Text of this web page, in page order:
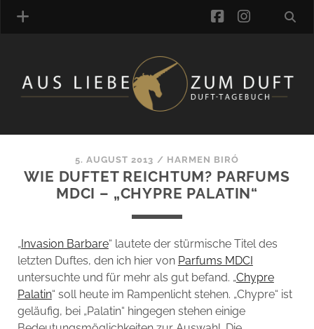
MANUFAKTUREN
DUFTNOTEN
KOMMENTARE
LINK-SAMMLUNG
ARTIKEL-ARCHIV
ONLINE-SHOP
DAS ALZD-TEAM
facebook
5. AUGUST 2013 / HARMEN BIRÓ
WIE DUFTET REICHTUM? PARFUMS
MDCI – „CHYPRE PALATIN“
„Invasion Barbare“ lautete der stürmische Titel des
letzten Duftes, den ich hier von Parfums MDCI
untersuchte und für mehr als gut befand. „Chypre
Palatin“ soll heute im Rampenlicht stehen. „Chypre“ ist
geläufig, bei „Palatin“ hingegen stehen einige